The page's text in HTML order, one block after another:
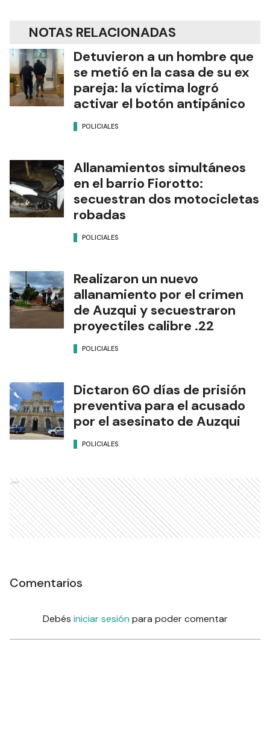
NOTAS RELACIONADAS
Detuvieron a un hombre que
se metió en la casa de su ex
pareja: la víctima logró
activar el botón antipánico
POLICIALES
Allanamientos simultáneos
en el barrio Fiorotto:
secuestran dos motocicletas
robadas
POLICIALES
Realizaron un nuevo
allanamiento por el crimen
de Auzqui y secuestraron
proyectiles calibre .22
POLICIALES
Dictaron 60 días de prisión
preventiva para el acusado
por el asesinato de Auzqui
POLICIALES
Ads
Comentarios
Debés iniciar sesión para poder comentar